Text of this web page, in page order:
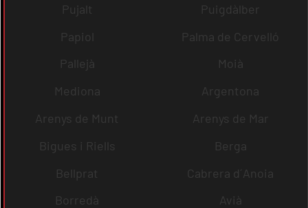
Pujalt
Puigdàlber
Papiol
Palma de Cervelló
Pallejà
Moià
Mediona
Argentona
Arenys de Munt
Arenys de Mar
Bigues i Riells
Berga
Bellprat
Cabrera d´Anoia
Borredà
Avià